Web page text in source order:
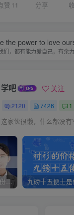
赞 11 分享
the power to love
们，都有能力爱自己，有余
学吧 关注
2120 7426 1
这家伙很懒，什么都没有
国安局上班公开身份是什么（国安身份对家人保密吗）